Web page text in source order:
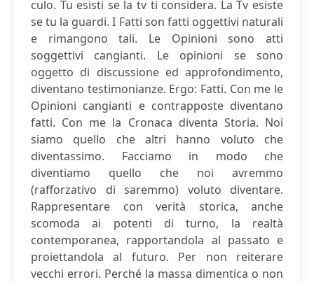
culo. Tu esisti se la tv ti considera. La Tv esiste
se tu la guardi. I Fatti son fatti oggettivi naturali
e rimangono tali. Le Opinioni sono atti
soggettivi cangianti. Le opinioni se sono
oggetto di discussione ed approfondimento,
diventano testimonianze. Ergo: Fatti. Con me le
Opinioni cangianti e contrapposte diventano
fatti. Con me la Cronaca diventa Storia. Noi
siamo quello che altri hanno voluto che
diventassimo. Facciamo in modo che
diventiamo quello che noi avremmo
(rafforzativo di saremmo) voluto diventare.
Rappresentare con verità storica, anche
scomoda ai potenti di turno, la realtà
contemporanea, rapportandola al passato e
proiettandola al futuro. Per non reiterare
vecchi errori. Perché la massa dimentica o non